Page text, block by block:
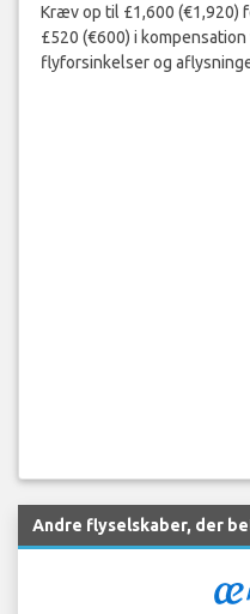
Kræv op til £1,600 (€1,920)
£520 (€600) i
flyforsinkelser og
Andre flyselskaber, der